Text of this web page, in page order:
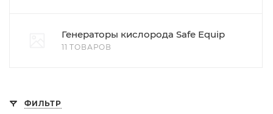
Генераторы кислорода Safe Equip
11 ТОВАРОВ
ФИЛЬТР